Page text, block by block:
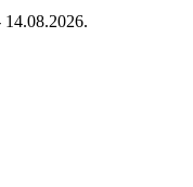
14.08.2026.